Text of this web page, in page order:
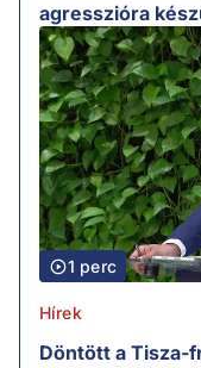
agresszióra
1 perc
Hírek
Döntött a Tisza-